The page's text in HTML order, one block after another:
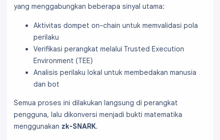
yang menggabungkan beberapa sinyal utama:
Aktivitas dompet on-chain untuk memvalidasi pola
perilaku
Verifikasi perangkat melalui Trusted Execution
Environment (TEE)
Analisis perilaku lokal untuk membedakan manusia
dan bot
Semua proses ini dilakukan langsung di perangkat
pengguna, lalu dikonversi menjadi bukti matematika
menggunakan zk-SNARK.